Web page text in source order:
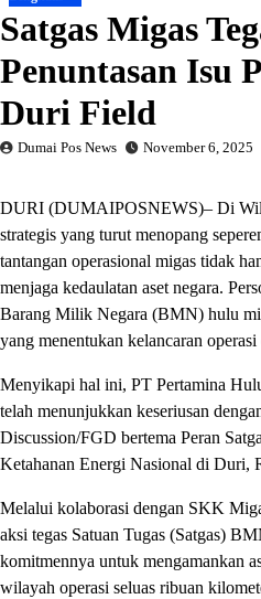
Satgas Migas
Penuntasan Isu
Duri Field
Dumai Pos News November 6, 2025
DURI (DUMAIPOSNEWS)– Di
strategis yang turut menopang
tantangan operasional migas tidak
menjaga kedaulatan aset negara.
Barang Milik Negara (BMN) hulu
yang menentukan kelancaran
Menyikapi hal ini, PT Pertamina
telah menunjukkan keseriusan
Discussion/FGD bertema Peran
Ketahanan Energi Nasional di Duri,
Melalui kolaborasi dengan SKK
aksi tegas Satuan Tugas (Satgas)
komitmennya untuk mengamankan
wilayah operasi seluas ribuan